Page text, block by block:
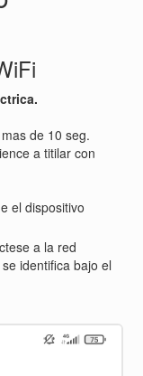
de 10 seg.
a titilar con
el dispositivo
a la red
identifica bajo el